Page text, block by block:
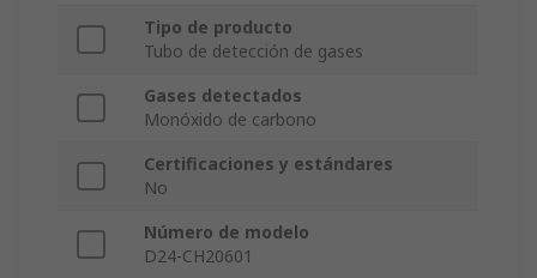
Tipo de producto
Tubo de detección de gases
Gases detectados
Monóxido de carbono
Certificaciones y estándares
No
Número de modelo
D24-CH20601